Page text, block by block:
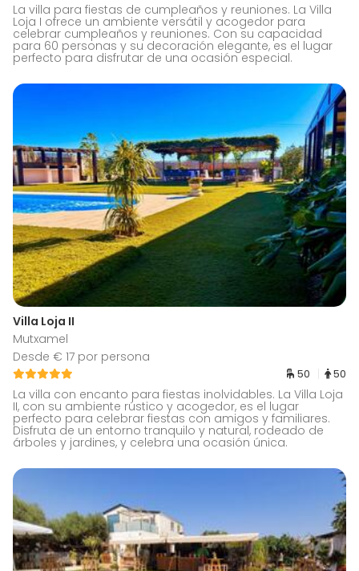
La villa para fiestas de cumpleaños y reuniones. La Villa
Loja I ofrece un ambiente versátil y acogedor para
celebrar cumpleaños y reuniones. Con su capacidad
para 60 personas y su decoración elegante, es el lugar
perfecto para disfrutar de una ocasión especial.
Villa Loja II
Mutxamel
Desde € 17 por persona
50 50
La villa con encanto para fiestas inolvidables. La Villa Loja
II, con su ambiente rústico y acogedor, es el lugar
perfecto para celebrar fiestas con amigos y familiares.
Disfruta de un entorno tranquilo y natural, rodeado de
árboles y jardines, y celebra una ocasión única.